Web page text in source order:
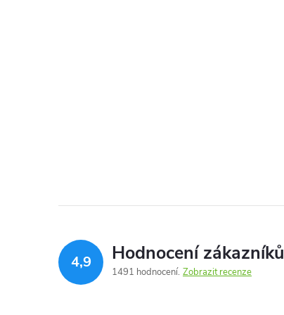
4,9 Hodnocení zákazníků
1491 hodnocení Zobrazit recenze